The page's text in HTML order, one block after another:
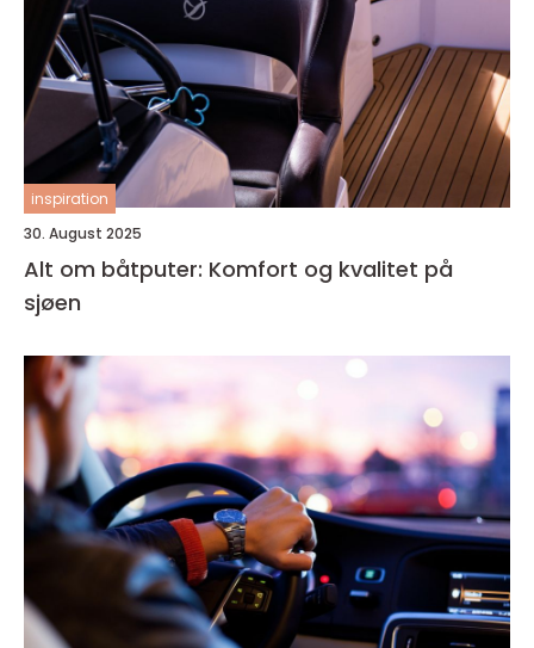
inspiration
30. August 2025
Alt om båtputer: Komfort og kvalitet på
sjøen